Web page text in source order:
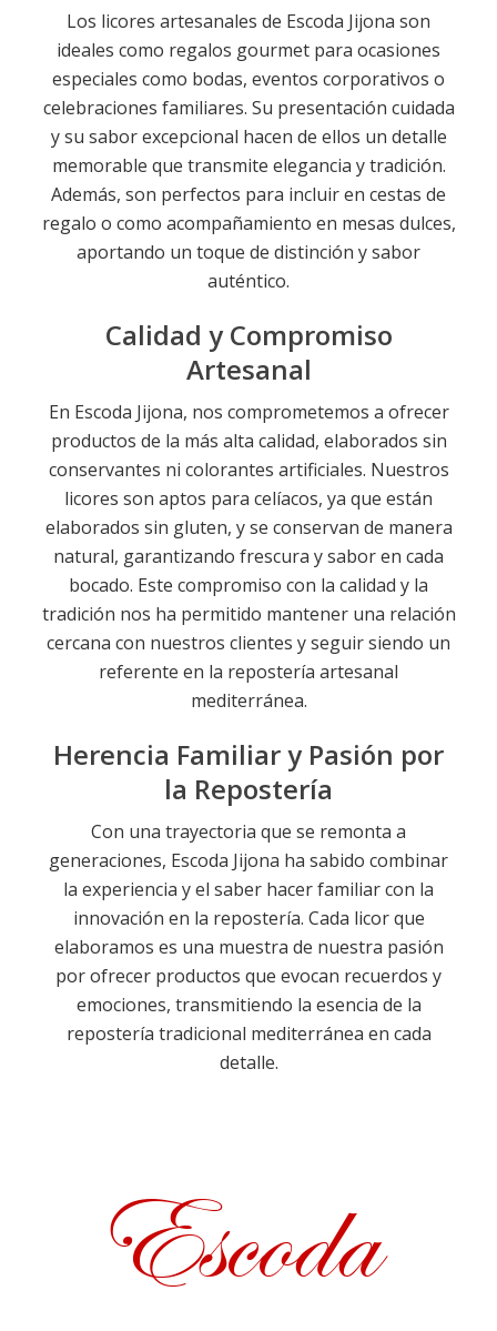
Los licores artesanales de Escoda Jijona son
ideales como regalos gourmet para ocasiones
especiales como bodas, eventos corporativos o
celebraciones familiares. Su presentación cuidada
y su sabor excepcional hacen de ellos un detalle
memorable que transmite elegancia y tradición.
Además, son perfectos para incluir en cestas de
regalo o como acompañamiento en mesas dulces,
aportando un toque de distinción y sabor
auténtico.
Calidad y Compromiso
Artesanal
En Escoda Jijona, nos comprometemos a ofrecer
productos de la más alta calidad, elaborados sin
conservantes ni colorantes artificiales. Nuestros
licores son aptos para celíacos, ya que están
elaborados sin gluten, y se conservan de manera
natural, garantizando frescura y sabor en cada
bocado. Este compromiso con la calidad y la
tradición nos ha permitido mantener una relación
cercana con nuestros clientes y seguir siendo un
referente en la repostería artesanal
mediterránea.
Herencia Familiar y Pasión por
la Repostería
Con una trayectoria que se remonta a
generaciones, Escoda Jijona ha sabido combinar
la experiencia y el saber hacer familiar con la
innovación en la repostería. Cada licor que
elaboramos es una muestra de nuestra pasión
por ofrecer productos que evocan recuerdos y
emociones, transmitiendo la esencia de la
repostería tradicional mediterránea en cada
detalle.